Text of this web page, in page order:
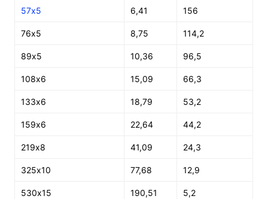
57х5 6,41 156
76х5 8,75 114,2
89х5 10,36 96,5
108х6 15,09 66,3
133х6 18,79 53,2
159х6 22,64 44,2
219х8 41,09 24,3
325х10 77,68 12,9
530х15 190,51 5,2